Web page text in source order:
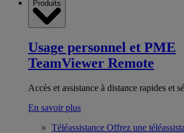
Produits
Usage personnel et PME
TeamViewer Remote
Accès et assistance à distance rapides et
En savoir plus
Téléassistance Offrez une